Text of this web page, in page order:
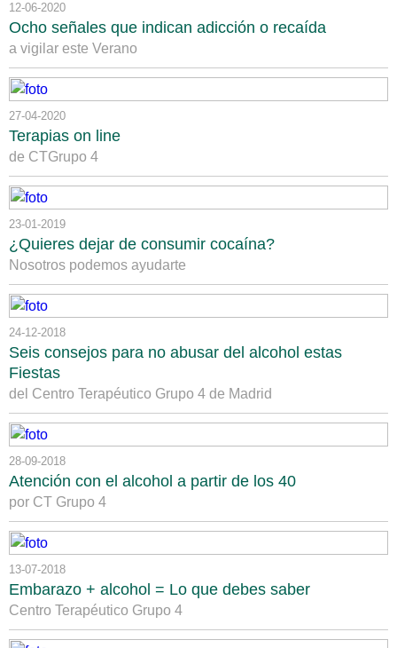
12-06-2020
Ocho señales que indican adicción o recaída
a vigilar este Verano
27-04-2020
Terapias on line
de CTGrupo 4
23-01-2019
¿Quieres dejar de consumir cocaína?
Nosotros podemos ayudarte
24-12-2018
Seis consejos para no abusar del alcohol estas
Fiestas
del Centro Terapéutico Grupo 4 de Madrid
28-09-2018
Atención con el alcohol a partir de los 40
por CT Grupo 4
13-07-2018
Embarazo + alcohol = Lo que debes saber
Centro Terapéutico Grupo 4